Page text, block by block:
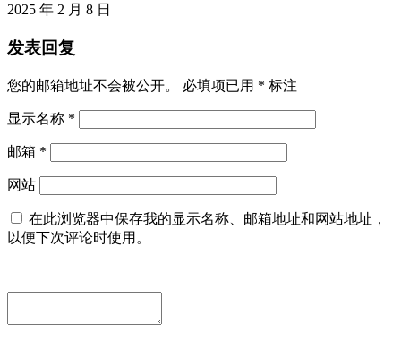
2025 年 2 月 8 日
发表回复
您的邮箱地址不会被公开。 必填项已用 * 标注
显示名称 *
邮箱 *
网站
在此浏览器中保存我的显示名称、邮箱地址和网站地址，
以便下次评论时使用。